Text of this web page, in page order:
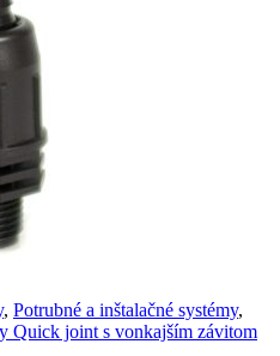
, Potrubné a inštalačné systémy,
Quick joint s vonkajším závitom